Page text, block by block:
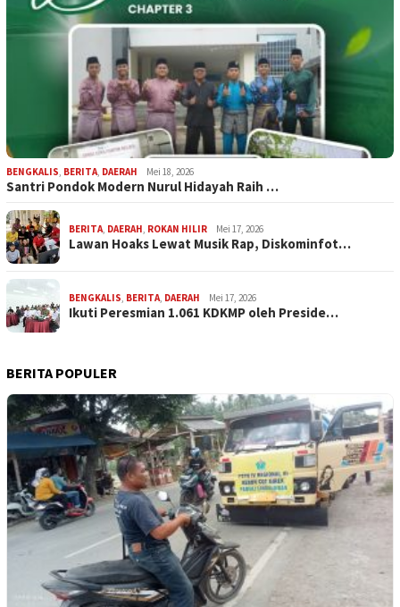
BENGKALIS BERITA DAERAH Mei 18, 2026
Santri Pondok Modern Nurul Hidayah Raih …
BERITA DAERAH ROKAN HILIR Mei 17, 2026
Lawan Hoaks Lewat Musik Rap, Diskominfot…
BENGKALIS BERITA DAERAH Mei 17, 2026
Ikuti Peresmian 1.061 KDKMP oleh Preside…
BERITA POPULER